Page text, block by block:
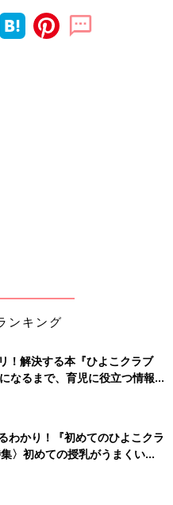
ンキング
！解決する本『ひよこクラブ
るまで、育児に役立つ情報が
わかり！『初めてのひよこクラ
〉初めての授乳がうまくい
の基本と夏のトラブル 解決テ